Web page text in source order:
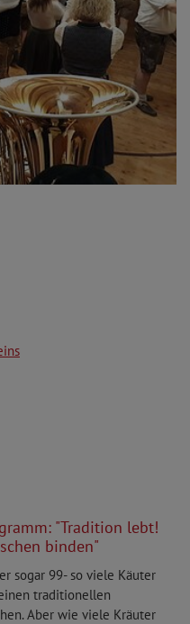
"Tradition lebt!
binden"
sogar 99- so viele Käuter
traditionellen
Aber wie viele Kräuter